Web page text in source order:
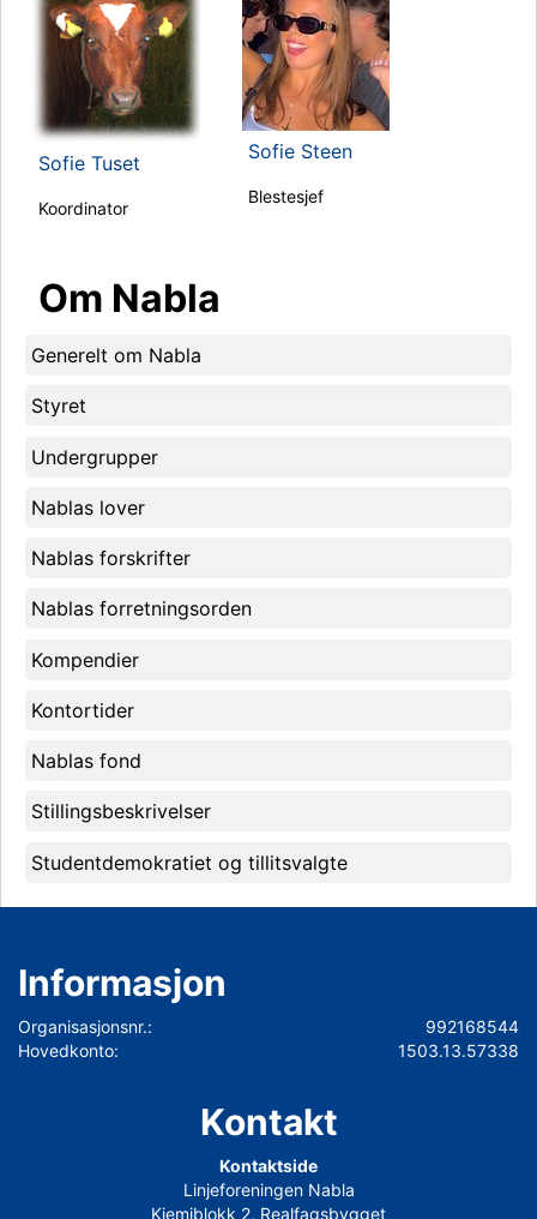
Om Nabla
Generelt om Nabla
Styret
Undergrupper
Nablas lover
Nablas forskrifter
Nablas forretningsorden
Kompendier
Kontortider
Nablas fond
Stillingsbeskrivelser
Studentdemokratiet og tillitsvalgte
Sofie Tuset
Koordinator
Sofie Steen
Blestesjef
Informasjon
Organisasjonsnr.:
992168544
Hovedkonto:
1503.13.57338
Kontakt
Kontaktside
Linjeforeningen Nabla
Kjemiblokk 2, Realfagsbygget